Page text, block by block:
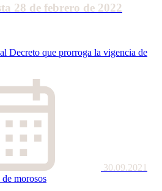
28 de febrero de 2022
Decreto que prorroga la vigencia de
30.09.2021